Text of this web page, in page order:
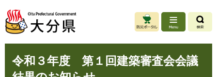
ジ
先
ュ
を
令和３年度 第１回建築審査会会議